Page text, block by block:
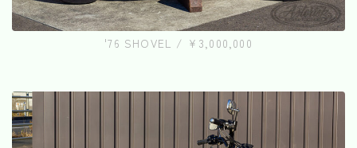
'76 SHOVEL / ¥3,000,000